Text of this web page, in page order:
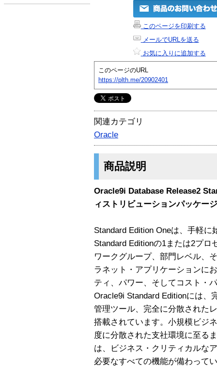
このページを印刷する
メールでURLを送る
お気に入りに追加する
このページのURL
https://plth.me/20902401
関連カテゴリ
Oracle
商品説明
Oracle9i Database Release2
ィストリビューションパッケー
Standard Edition Oneは、手軽に
Standard Editionの1または2プ
ワークグループ、部門レベル、
ラネット・アプリケーションに
ティ、パワー、そしてコスト・
Oracle9i Standard Editionには、
管理ツール、完全に分散された
搭載されています。小規模ビジ
度に分散された支社環境に至る
は、ビジネス・クリティカルな
必要なすべての機能が備わって